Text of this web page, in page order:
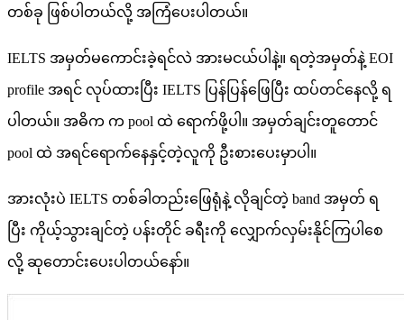
တစ်ခု ဖြစ်ပါတယ်လို့ အကြံပေးပါတယ်။
IELTS အမှတ်မကောင်းခဲ့ရင်လဲ အားမငယ်ပါနဲ့။ ရတဲ့အမှတ်နဲ့ EOI
profile အရင် လုပ်ထားပြီး IELTS ပြန်ပြန်ဖြေပြီး ထပ်တင်နေလို့ ရ
ပါတယ်။ အဓိက က pool ထဲ ရောက်ဖို့ပါ။ အမှတ်ချင်းတူတောင်
pool ထဲ အရင်ရောက်နေနှင့်တဲ့လူကို ဦးစားပေးမှာပါ။
အားလုံးပဲ IELTS တစ်ခါတည်းဖြေရုံနဲ့ လိုချင်တဲ့ band အမှတ် ရ
ပြီး ကိုယ့်သွားချင်တဲ့ ပန်းတိုင် ခရီးကို လျှောက်လှမ်းနိုင်ကြပါစေ
လို့ ဆုတောင်းပေးပါတယ်နော်။